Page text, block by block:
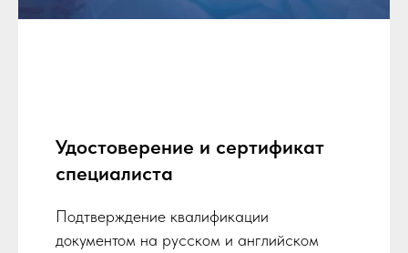
Удостоверение и сертификат
специалиста
Подтверждение квалификации
документом на русском и английском